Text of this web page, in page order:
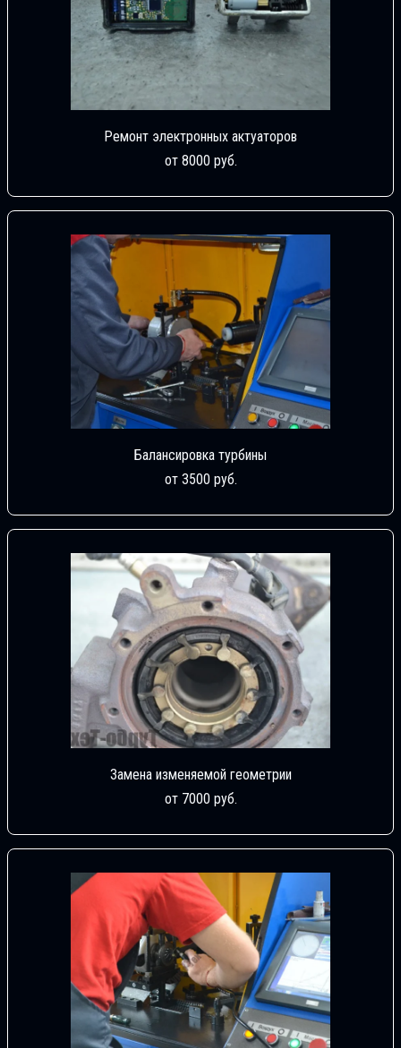
Ремонт электронных актуаторов
от 8000 руб.
Балансировка турбины
от 3500 руб.
Замена изменяемой геометрии
от 7000 руб.